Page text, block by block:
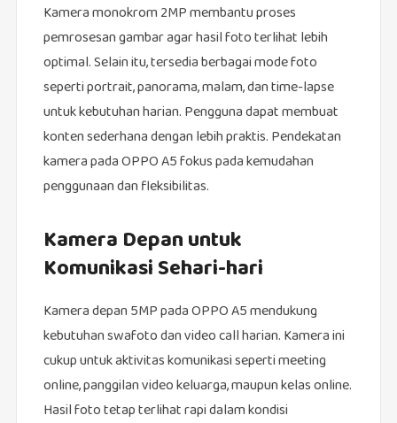
Kamera monokrom 2MP membantu proses
pemrosesan gambar agar hasil foto terlihat lebih
optimal. Selain itu, tersedia berbagai mode foto
seperti portrait, panorama, malam, dan time-lapse
untuk kebutuhan harian. Pengguna dapat membuat
konten sederhana dengan lebih praktis. Pendekatan
kamera pada OPPO A5 fokus pada kemudahan
penggunaan dan fleksibilitas.
Kamera Depan untuk
Komunikasi Sehari-hari
Kamera depan 5MP pada OPPO A5 mendukung
kebutuhan swafoto dan video call harian. Kamera ini
cukup untuk aktivitas komunikasi seperti meeting
online, panggilan video keluarga, maupun kelas online.
Hasil foto tetap terlihat rapi dalam kondisi